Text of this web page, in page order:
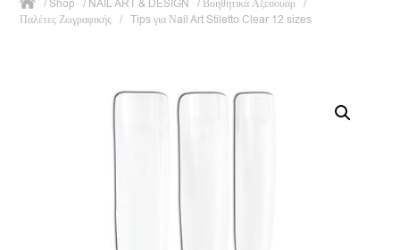
/Shop / NAIL ART & DESIGN / Βοηθητικά Αξεσουάρ /
Παλέτες Ζωγραφικής / Tips για Νail Art Stiletto Clear 12 sizes